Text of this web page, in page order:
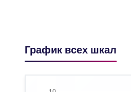
График всех шкал